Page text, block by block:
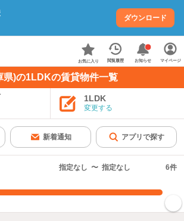
ダウンロード
お気に入り 閲覧履歴 お知らせ マイページ
県)の1LDKの賃貸物件一覧
1LDK
変更する
新着通知 アプリで探す
指定なし 〜 指定なし 6件